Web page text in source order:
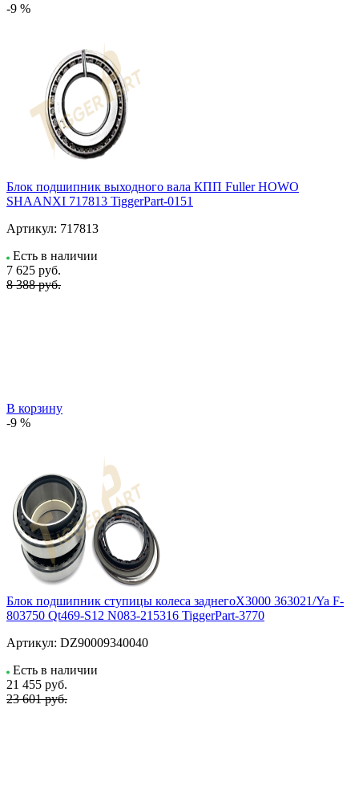
-9 %
Блок подшипник выходного вала КПП Fuller HOWO
SHAANXI 717813 TiggerPart-0151
Артикул: 717813
Есть в наличии
7 625 руб.
8 388 руб.
В корзину
-9 %
Блок подшипник ступицы колеса заднегоX3000 363021/Ya F-
803750 Qt469-S12 N083-215316 TiggerPart-3770
Артикул: DZ90009340040
Есть в наличии
21 455 руб.
23 601 руб.